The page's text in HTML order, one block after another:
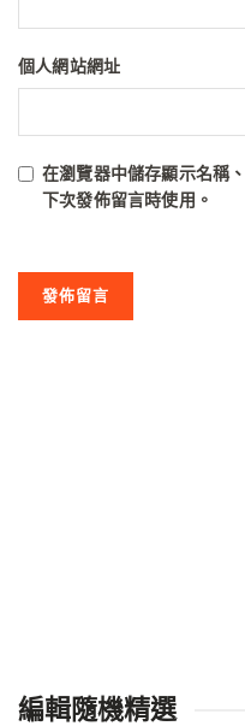
個人網站網址
在瀏覽器中儲存顯示名稱
下次發佈留言時使用。
編輯隨機精選